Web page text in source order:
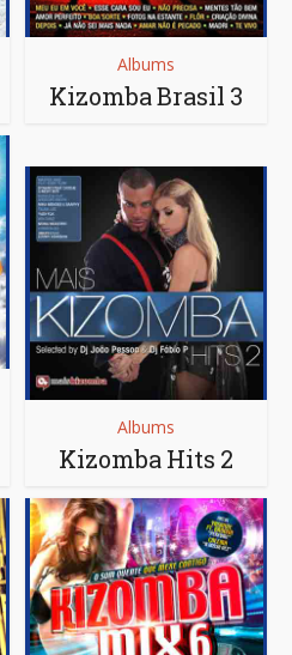
Albums
Kizomba Brasil 3
Albums
Kizomba Hits 2